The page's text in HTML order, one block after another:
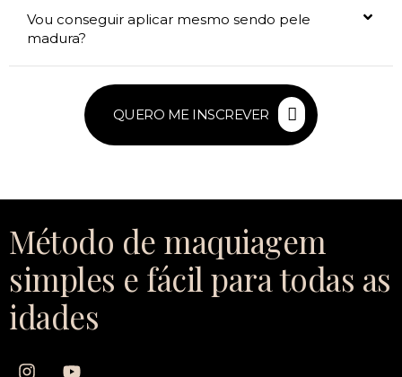
Vou conseguir aplicar mesmo sendo pele
madura?
QUERO ME INSCREVER
Método de maquiagem
simples e fácil para todas as
idades